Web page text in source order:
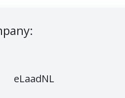
eLaadNL